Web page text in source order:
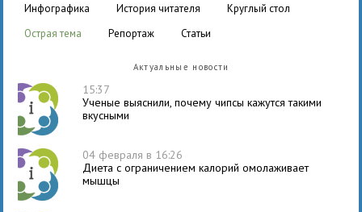
инфографика
история читателя
круглый стол
острая тема
репортаж статьи
Актуальные новости
15:37
Ученые выяснили, почему чипсы кажутся такими
вкусными
04 февраля в 16:26
Диета с ограничением калорий омолаживает
мышцы